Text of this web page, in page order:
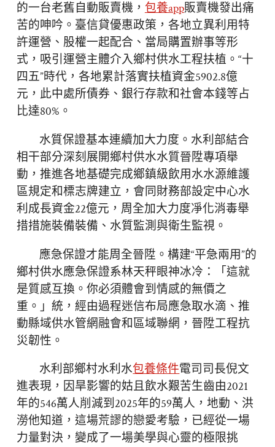
的一台老舊自動販賣機，包養app販賣機發出痛
苦的呻吟。臺信貸優惠政策，各地立異利用特
許運營、股權一起配合、當局購置辦事等形
式，吸引運營主體介入鄉村供水工程扶植。“十
四五”時代，各地累計落實扶植資金5902.8億
元，此中處所債券、銀行存款和社會本錢等占
比達80%。
水質保證基本連續加大力度。水利部結合
相干部分深刻展開鄉村供水水質晉陞專項舉
動，推進各地基礎完成鄉鎮級飲用水水源維護
區規定和標志牌建立，會同財務部設定中心水
利成長資金22億元，周全加大力度凈化消毒舉
措措施裝備裝備、水質監測與衛生監視。
應急保證才能周全晉陞。構建“平急兩用”的
鄉村供水應急保證系林天秤眼神冰冷：「這就
是質感互換。你必須體會到情感的無價之
重。」統，經由過程迷信布局應急取水滴、推
動縣域供水管網融會和區域聯網，晉陞工程抗
災韌性。
水利部鄉村水利水包養條件電司司長倪文
進表現，因旱影響的姑且飲水艱苦生齒由2021
年的546萬人削減到2025年的59萬人，地動、洪
澇他知道，這場荒謬的戀愛考驗，已經從一場
力量對決，變成了一場美學與心靈的極限挑